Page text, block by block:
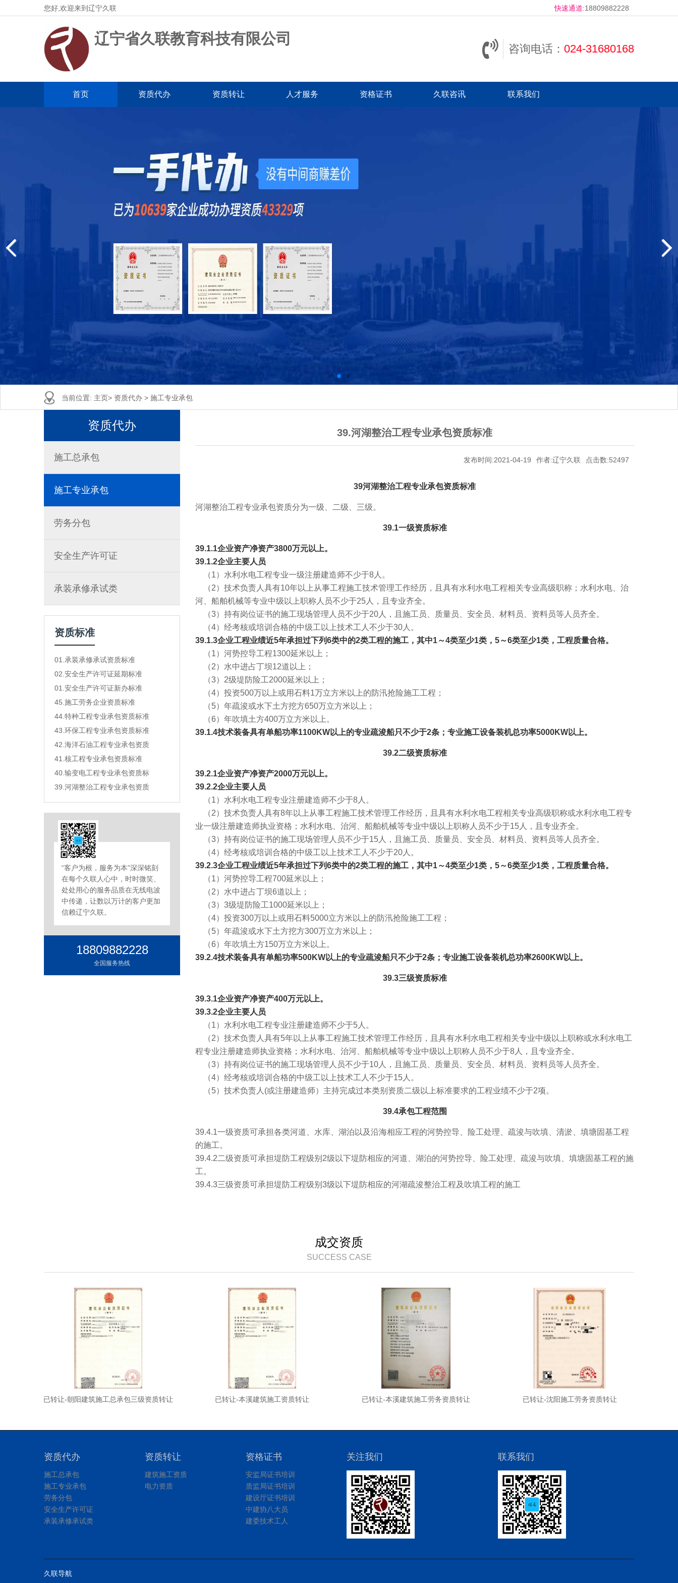
您好,欢迎来到辽宁久联 快速通道:18809882228
辽宁省久联教育科技有限公司
咨询电话： 024-31680168
首页 资质代办 资质转让 人才服务 资格证书 久联咨讯 联系我们
当前位置: 主页> 资质代办 > 施工专业承包
资质代办
施工总承包
施工专业承包
劳务分包
安全生产许可证
承装承修承试类
资质标准
01.承装承修承试资质标准
02.安全生产许可证延期标准
01.安全生产许可证新办标准
45.施工劳务企业资质标准
44.特种工程专业承包资质标准
43.环保工程专业承包资质标准
42.海洋石油工程专业承包资质
41.核工程专业承包资质标准
40.输变电工程专业承包资质标
39.河湖整治工程专业承包资质
“客户为根，服务为本”深深铭刻
在每个久联人心中，时时微笑、
处处用心的服务品质在无线电波
中传递，让数以万计的客户更加
信赖辽宁久联。
18809882228
全国服务热线
39.河湖整治工程专业承包资质标准
发布时间:2021-04-19 作者:辽宁久联 点击数:52497
39河湖整治工程专业承包资质标准
河湖整治工程专业承包资质分为一级、二级、三级。
39.1一级资质标准
39.1.1企业资产净资产3800万元以上。
39.1.2企业主要人员
（1）水利水电工程专业一级注册建造师不少于8人。
（2）技术负责人具有10年以上从事工程施工技术管理工作经历，且具有水利水电工程相关专业高级职称；水利水电、治
河、船舶机械等专业中级以上职称人员不少于25人，且专业齐全。
（3）持有岗位证书的施工现场管理人员不少于20人，且施工员、质量员、安全员、材料员、资料员等人员齐全。
（4）经考核或培训合格的中级工以上技术工人不少于30人。
39.1.3企业工程业绩近5年承担过下列6类中的2类工程的施工，其中1～4类至少1类，5～6类至少1类，工程质量合格。
（1）河势控导工程1300延米以上；
（2）水中进占丁坝12道以上；
（3）2级堤防险工2000延米以上；
（4）投资500万以上或用石料1万立方米以上的防汛抢险施工工程；
（5）年疏浚或水下土方挖方650万立方米以上；
（6）年吹填土方400万立方米以上。
39.1.4技术装备具有单船功率1100KW以上的专业疏浚船只不少于2条；专业施工设备装机总功率5000KW以上。
39.2二级资质标准
39.2.1企业资产净资产2000万元以上。
39.2.2企业主要人员
（1）水利水电工程专业注册建造师不少于8人。
（2）技术负责人具有8年以上从事工程施工技术管理工作经历，且具有水利水电工程相关专业高级职称或水利水电工程专
业一级注册建造师执业资格；水利水电、治河、船舶机械等专业中级以上职称人员不少于15人，且专业齐全。
（3）持有岗位证书的施工现场管理人员不少于15人，且施工员、质量员、安全员、材料员、资料员等人员齐全。
（4）经考核或培训合格的中级工以上技术工人不少于20人。
39.2.3企业工程业绩近5年承担过下列6类中的2类工程的施工，其中1～4类至少1类，5～6类至少1类，工程质量合格。
（1）河势控导工程700延米以上；
（2）水中进占丁坝6道以上；
（3）3级堤防险工1000延米以上；
（4）投资300万以上或用石料5000立方米以上的防汛抢险施工工程；
（5）年疏浚或水下土方挖方300万立方米以上；
（6）年吹填土方150万立方米以上。
39.2.4技术装备具有单船功率500KW以上的专业疏浚船只不少于2条；专业施工设备装机总功率2600KW以上。
39.3三级资质标准
39.3.1企业资产净资产400万元以上。
39.3.2企业主要人员
（1）水利水电工程专业注册建造师不少于5人。
（2）技术负责人具有5年以上从事工程施工技术管理工作经历，且具有水利水电工程相关专业中级以上职称或水利水电工
程专业注册建造师执业资格；水利水电、治河、船舶机械等专业中级以上职称人员不少于8人，且专业齐全。
（3）持有岗位证书的施工现场管理人员不少于10人，且施工员、质量员、安全员、材料员、资料员等人员齐全。
（4）经考核或培训合格的中级工以上技术工人不少于15人。
（5）技术负责人(或注册建造师）主持完成过本类别资质二级以上标准要求的工程业绩不少于2项。
39.4承包工程范围
39.4.1一级资质可承担各类河道、水库、湖泊以及沿海相应工程的河势控导、险工处理、疏浚与吹填、清淤、填塘固基工程
的施工。
39.4.2二级资质可承担堤防工程级别2级以下堤防相应的河道、湖泊的河势控导、险工处理、疏浚与吹填、填塘固基工程的施
工。
39.4.3三级资质可承担堤防工程级别3级以下堤防相应的河湖疏浚整治工程及吹填工程的施工
成交资质
SUCCESS CASE
已转让-朝阳建筑施工总承包三级资质转让 已转让-本溪建筑施工资质转让 已转让-本溪建筑施工劳务资质转让 已转让-沈阳施工劳务资质转让
资质代办
施工总承包
施工专业承包
劳务分包
安全生产许可证
承装承修承试类
资质转让
建筑施工资质
电力资质
资格证书
安监局证书培训
质监局证书培训
建设厅证书培训
中建协八大员
建委技术工人
关注我们 联系我们
久联导航